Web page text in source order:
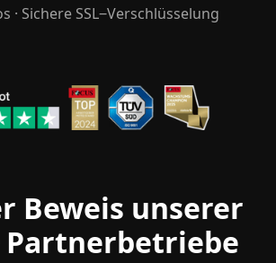
· Sichere SSL‒Verschlüsselung
Beweis unserer
Partnerbetriebe